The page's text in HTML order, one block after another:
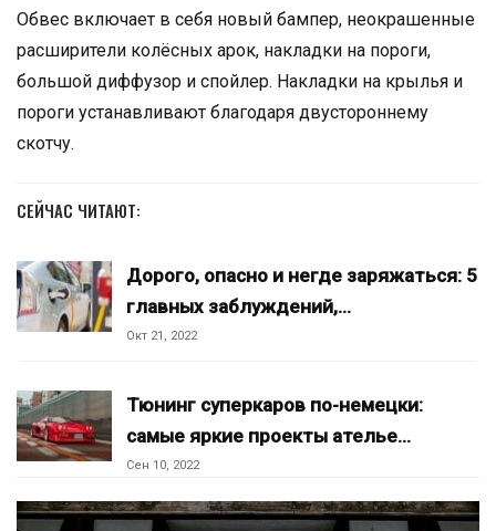
Обвес включает в себя новый бампер, неокрашенные
расширители колёсных арок, накладки на пороги,
большой диффузор и спойлер. Накладки на крылья и
пороги устанавливают благодаря двустороннему
скотчу.
СЕЙЧАС ЧИТАЮТ:
Дорого, опасно и негде заряжаться: 5
главных заблуждений,…
Окт 21, 2022
Тюнинг суперкаров по-немецки:
самые яркие проекты ателье…
Сен 10, 2022